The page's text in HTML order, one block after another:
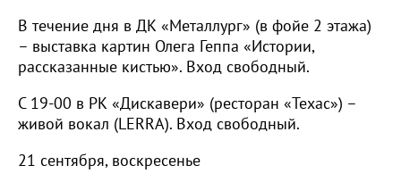
В течение дня в ДК «Металлург» (в фойе 2 этажа)
– выставка картин Олега Геппа «Истории,
рассказанные кистью». Вход свободный.
С 19-00 в РК «Дискавери» (ресторан «Техас») –
живой вокал (LERRA). Вход свободный.
21 сентября, воскресенье